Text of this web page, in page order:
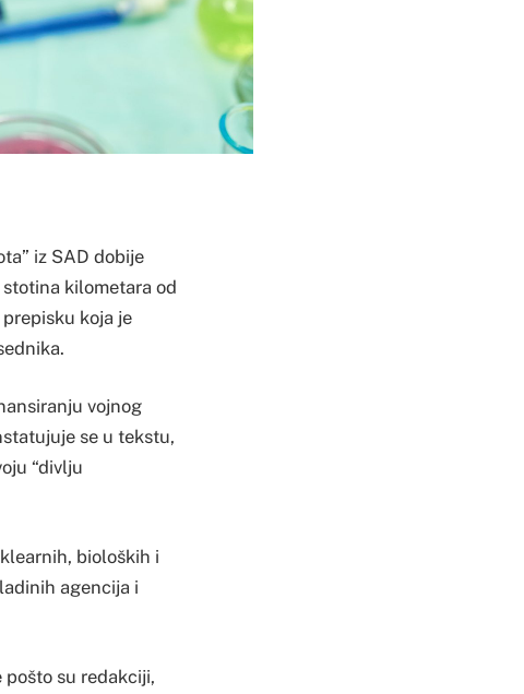
iz SAD dobije
kilometara od
koja je
vojnog
se u tekstu,
“divlju
bioloških i
agencija i
su redakciji,